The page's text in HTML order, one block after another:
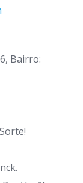
Bairro: